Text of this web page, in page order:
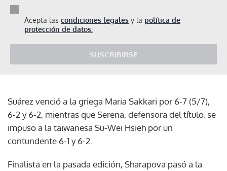
Acepta las condiciones legales y la política de
protección de datos.
SUSCRIBIRSE
Suárez venció a la griega Maria Sakkari por 6-7 (5/7),
6-2 y 6-2, mientras que Serena, defensora del título, se
impuso a la taiwanesa Su-Wei Hsieh por un
contundente 6-1 y 6-2.
Finalista en la pasada edición, Sharapova pasó a la